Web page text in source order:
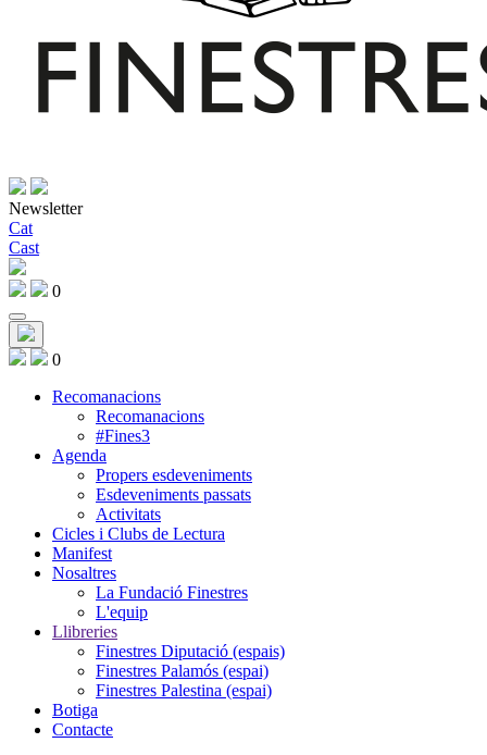
Newsletter
Cat
Cast
0
0
Recomanacions
Recomanacions
#Fines3
Agenda
Propers esdeveniments
Esdeveniments passats
Activitats
Cicles i Clubs de Lectura
Manifest
Nosaltres
La Fundació Finestres
L'equip
Llibreries
Finestres Diputació (espais)
Finestres Palamós (espai)
Finestres Palestina (espai)
Botiga
Contacte